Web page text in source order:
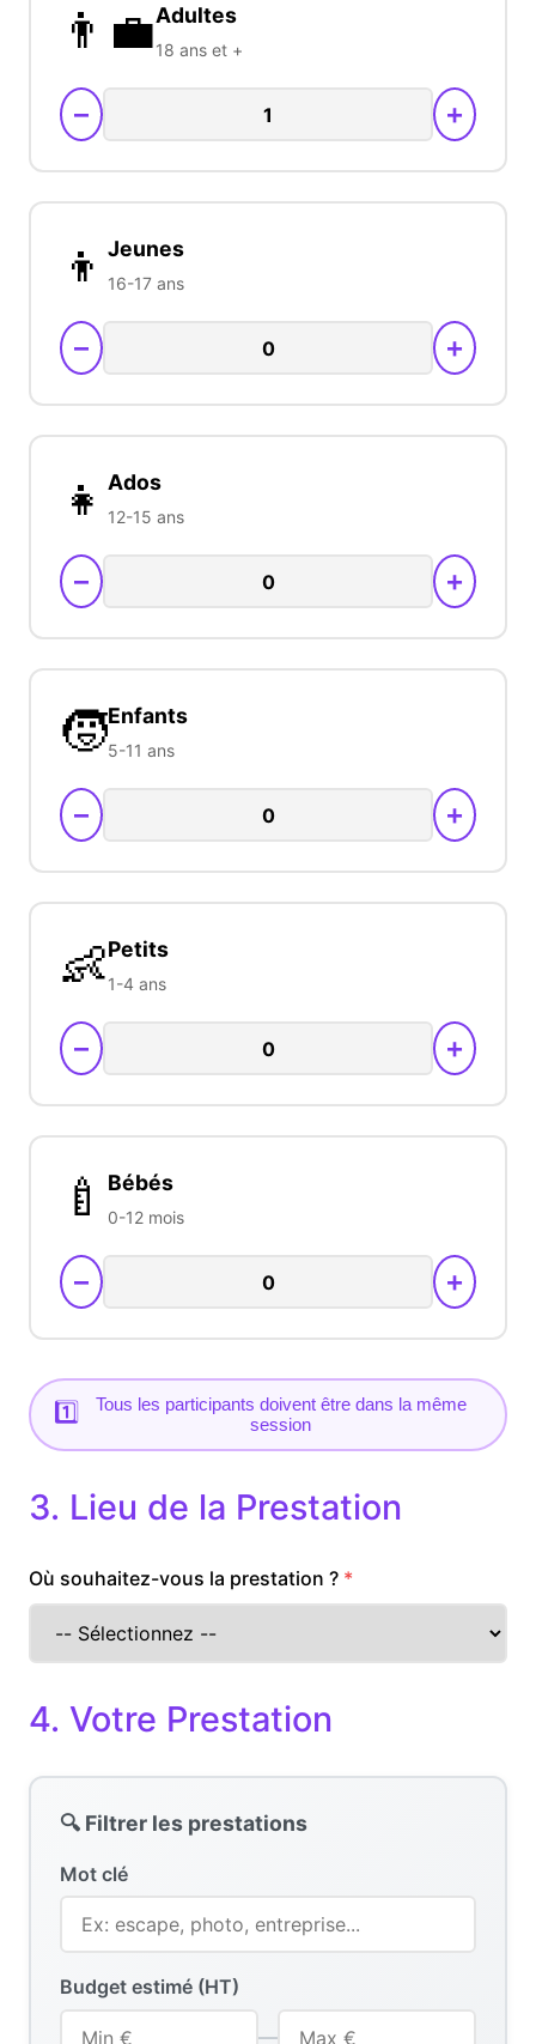
👨‍💼Adultes
18 ans et +
− +
👦 Jeunes
16-17 ans
− +
👧 Ados
12-15 ans
− +
🧒Enfants
5-11 ans
− +
👶Petits
1-4 ans
− +
🍼 Bébés
0-12 mois
− +
1️⃣
Tous les participants doivent être dans la même
session
3. Lieu de la Prestation
Où souhaitez-vous la prestation ?
4. Votre Prestation
🔍 Filtrer les prestations
Mot clé
Budget estimé (HT)
—